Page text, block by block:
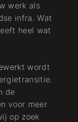
werk als
infra. Wat
heel wat
wordt
de
voor meer
op zoek